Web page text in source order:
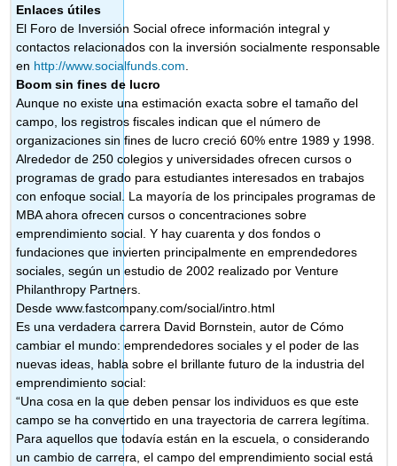
Enlaces útiles
El Foro de Inversión Social ofrece información integral y
contactos relacionados con la inversión socialmente responsable
en http://www.socialfunds.com.
Boom sin fines de lucro
Aunque no existe una estimación exacta sobre el tamaño del
campo, los registros fiscales indican que el número de
organizaciones sin fines de lucro creció 60% entre 1989 y 1998.
Alrededor de 250 colegios y universidades ofrecen cursos o
programas de grado para estudiantes interesados en trabajos
con enfoque social. La mayoría de los principales programas de
MBA ahora ofrecen cursos o concentraciones sobre
emprendimiento social. Y hay cuarenta y dos fondos o
fundaciones que invierten principalmente en emprendedores
sociales, según un estudio de 2002 realizado por Venture
Philanthropy Partners.
Desde www.fastcompany.com/social/intro.html
Es una verdadera carrera David Bornstein, autor de Cómo
cambiar el mundo: emprendedores sociales y el poder de las
nuevas ideas, habla sobre el brillante futuro de la industria del
emprendimiento social:
“Una cosa en la que deben pensar los individuos es que este
campo se ha convertido en una trayectoria de carrera legítima.
Para aquellos que todavía están en la escuela, o considerando
un cambio de carrera, el campo del emprendimiento social está